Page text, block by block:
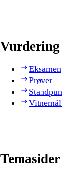
Vurdering
Eksamen
Prøver
Temasider